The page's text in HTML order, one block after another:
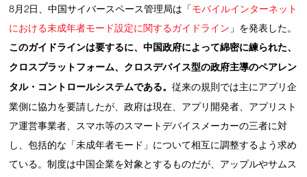
8月2日、中国サイバースペース管理局は「モバイルインターネット
における未成年者モード設定に関するガイドライン 」を発表した。
このガイドラインは要するに、中国政府によって綿密に練られた、
クロスプラットフォーム、クロスデバイス型の政府主導のペアレン
タル・コントロールシステムである。従来の規則では主にアプリ企
業側に協力を要請したが、政府は現在、アプリ開発者、アプリスト
ア運営事業者、スマホ等のスマートデバイスメーカーの三者に対
し、包括的な「未成年者モード」について相互に調整するよう求め
ている。制度は中国企業を対象とするものだが、アップルやサムス